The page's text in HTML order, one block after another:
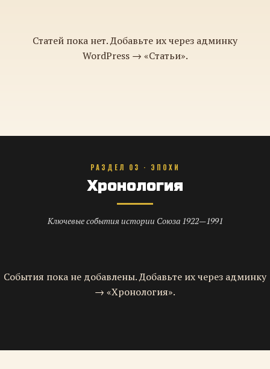
Статей пока нет. Добавьте их через админку
WordPress → «Статьи».
РАЗДЕЛ 03 · ЭПОХИ
Хронология
Ключевые события истории Союза 1922—1991
События пока не добавлены. Добавьте их через админку
→ «Хронология».